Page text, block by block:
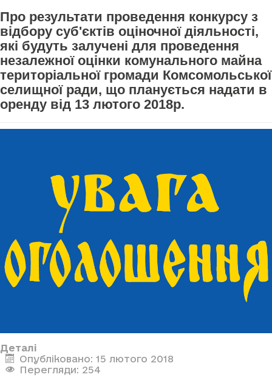
Про результати проведення конкурсу з
відбору суб'єктів оціночної діяльності,
які будуть залучені для проведення
незалежної оцінки комунального майна
територіальної громади Комсомольської
селищної ради, що планується надати в
оренду від 13 лютого 2018р.
Деталі
Опубліковано: 15 лютого 2018
Перегляди: 254